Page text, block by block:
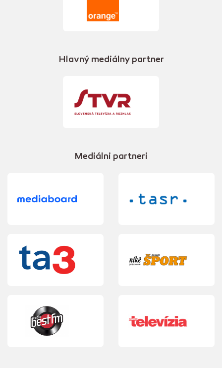
Hlavný mediálny partner
Mediálni partneri